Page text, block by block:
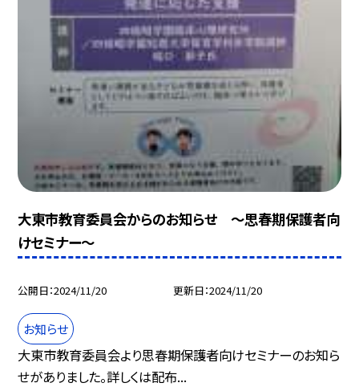
大東市教育委員会からのお知らせ 〜思春期保護者向
けセミナー〜
公開日 2024/11/20 更新日 2024/11/20
お知らせ
大東市教育委員会より思春期保護者向けセミナーのお知ら
せがありました。詳しくは配布...